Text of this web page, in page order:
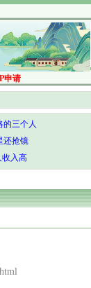
申请
的三个人
还抢镜
收入高